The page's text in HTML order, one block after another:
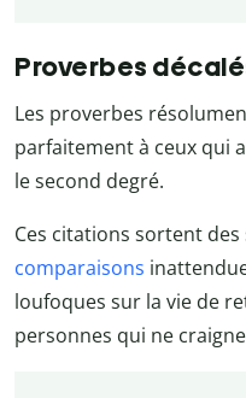
Proverbes
Les proverbes
parfaitement à ceux qui
le second degré.
Ces citations sortent
comparaisons
loufoques sur la vie de
personnes qui ne